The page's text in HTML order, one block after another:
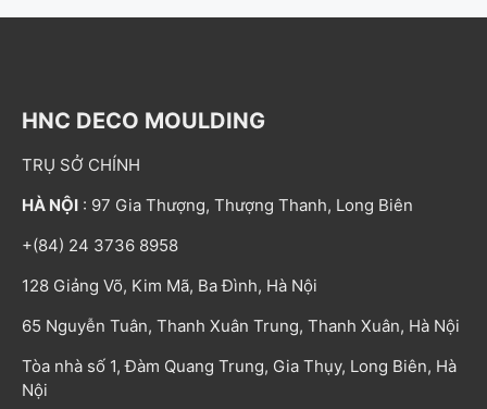
HNC DECO MOULDING
TRỤ SỞ CHÍNH
HÀ NỘI : 97 Gia Thượng, Thượng Thanh, Long Biên
+(84) 24 3736 8958
128 Giảng Võ, Kim Mã, Ba Đình, Hà Nội
65 Nguyễn Tuân, Thanh Xuân Trung, Thanh Xuân, Hà Nội
Tòa nhà số 1, Đàm Quang Trung, Gia Thụy, Long Biên, Hà
Nội